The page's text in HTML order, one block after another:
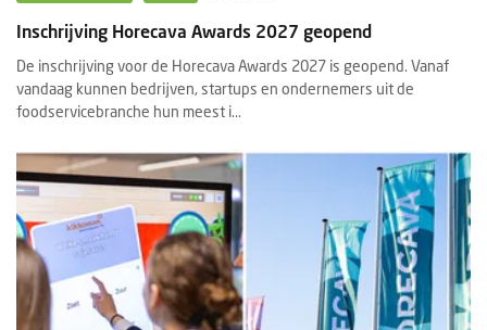
Inschrijving Horecava Awards 2027 geopend
De inschrijving voor de Horecava Awards 2027 is geopend. Vanaf
vandaag kunnen bedrijven, startups en ondernemers uit de
foodservicebranche hun meest i...